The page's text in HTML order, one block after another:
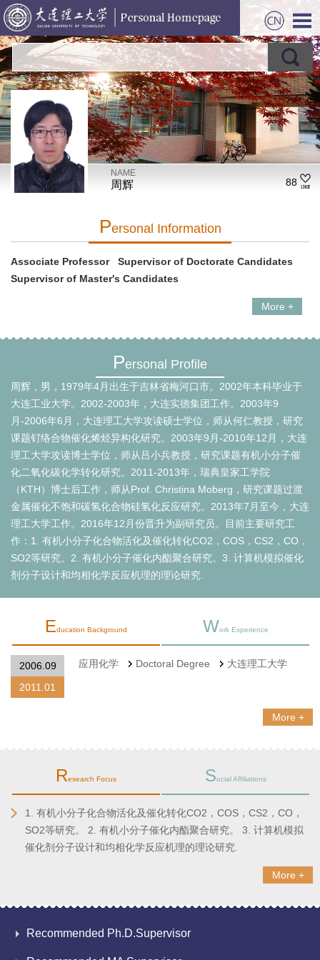
NAME
周辉 88
PErsonal Information
Associate Professor Supervisor of Doctorate Candidates
Supervisor of Master's Candidates
More +
Personal Profile
周辉，男，1979年4月出生于吉林省梅河口市。2002年本科毕业于
大连工业大学。2002-2003年，大连实德集团工作。2003年9
月-2006年6月，大连理工大学攻读硕士学位，师从何仁教授，研究
课题钌络合物催化烯烃异构化研究。2003年9月-2010年12月，大连
理工大学攻读博士学位，师从吕小兵教授，研究课题有机小分子催
化二氧化碳化学转化研究。2011-2013年，瑞典皇家工学院
（KTH）博士后工作，师从Prof. Christina Moberg，研究课题过渡
金属催化不饱和碳氢化合物硅氢化反应研究。2013年7月至今，大连
理工大学工作。2016年12月份晋升为副研究员。目前主要研究工
作：1. 有机小分子化合物活化及催化转化CO2，COS，CS2，CO，
SO2等研究。2. 有机小分子催化内酯聚合研究。3. 计算机模拟催化
剂分子设计和均相化学反应机理的理论研究.
Education Background Work Experience
2006.09
2011.01
应用化学 Doctoral Degree 大连理工大学
More +
Research Focus Social Affiliations
1. 有机小分子化合物活化及催化转化CO2，COS，CS2，CO，
SO2等研究。 2. 有机小分子催化内酯聚合研究。 3. 计算机模拟
催化剂分子设计和均相化学反应机理的理论研究.
More +
Recommended Ph.D.Supervisor